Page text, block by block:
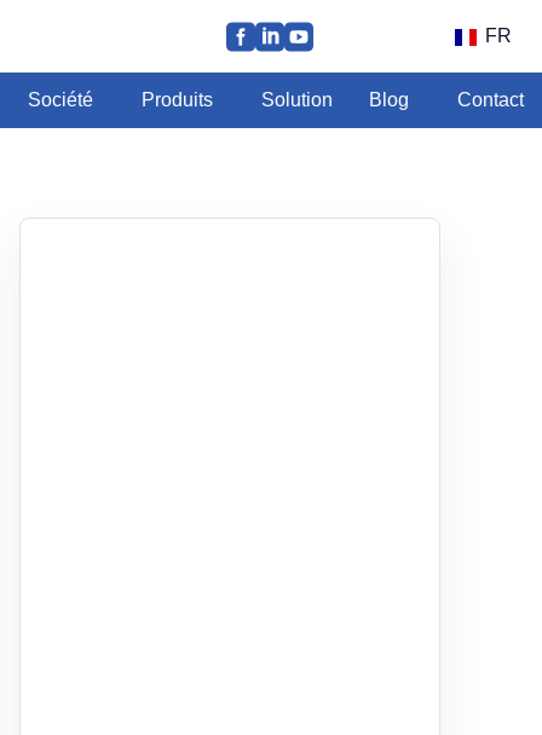
FR
Société Produits Solution Blog Contact